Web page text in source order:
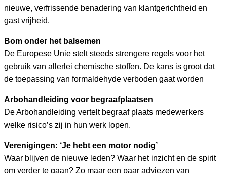
nieuwe, verfrissende benadering van klantgerichtheid en
gast vrijheid.
Bom onder het balsemen
De Europese Unie stelt steeds strengere regels voor het
gebruik van allerlei chemische stoffen. De kans is groot dat
de toepassing van formaldehyde verboden gaat worden
Arbohandleiding voor begraafplaatsen
De Arbohandleiding vertelt begraaf plaats medewerkers
welke risico’s zij in hun werk lopen.
Verenigingen: ‘Je hebt een motor nodig’
Waar blijven de nieuwe leden? Waar het inzicht en de spirit
om verder te gaan? Zo maar een paar adviezen van